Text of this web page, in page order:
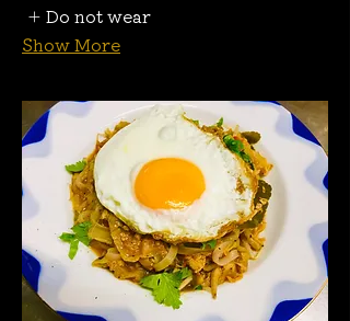
Do not wear
Show More